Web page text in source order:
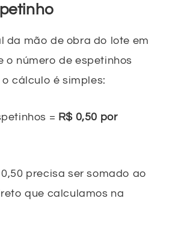
da mão de obra do lote em
o número de espetinhos
o cálculo é simples:
= R$ 0,50 por
precisa ser somado ao
que calculamos na